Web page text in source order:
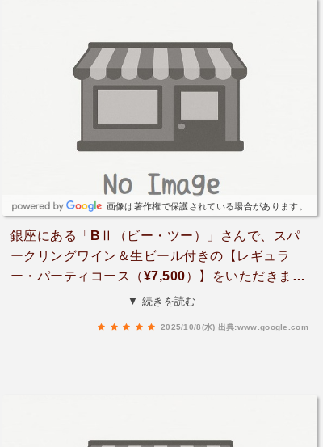
しい音楽が重なり合う、銀座の夜にぴったりの“ご
ほうびレストラン”です♪
ール付き飲み放題＋ライブ演奏」付きコース（¥7,
500）。しかもミュージックチャージ無料、飲み
放題2時間で3,000円という驚きのコスパ！銀座で
からデザートまでどれも丁寧で、見た目も味も大
満足。特に印象に残ったのは「岩手県産 岩中豚肩
に旨みがじゅわっと広がります。白ワインソース
が上品で、料理の完成度がとても高かったです。
店内は落ち着いた雰囲気で、デートや女子会はも
ちろん、一人でゆっくり飲みたい時にもぴった
り。ジャズの生演奏を聴きながら、美味しい料理
とお酒を楽しむ時間は本当に贅沢でした。銀座
で“ちょっと特別な夜”を過ごしたい方に、心から
おすすめしたいお店です。
画像は著作権で保護されている場合があります。
銀座にある「BⅡ（ビー・ツー）」さんで、スパ
ークリングワイン＆生ビール付きの【レギュラ
ー・パーティコース（¥7,500）】をいただきまし
た🍷✨落ち着いた雰囲気で、ゆったり2時間の贅沢
でドレッシングも爽やか。続いてのパスタは釜揚
▼ 続きを読む
2025/10/8(水) 出典:www.google.com